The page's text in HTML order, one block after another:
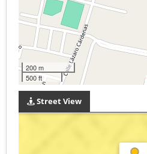
200 m
500 ft
Street View